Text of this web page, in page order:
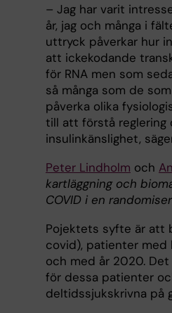
– Jag har varit
år, jag och många i
uttryck påverkar hur
att ickekodande
för RNA men som
så många som de
påverka olika
till att förstå reglering
insulinkänslighet,
Peter Lindholm och
kartläggning och
COVID i en
Pojektets syfte är att
covid), patienter
och med år 2020.
för dessa patienter
deltidssjukskrivna på